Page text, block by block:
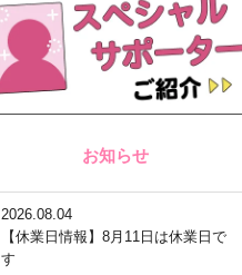
お知らせ
2026.08.04
【休業日情報】8月11日は休業日で
す